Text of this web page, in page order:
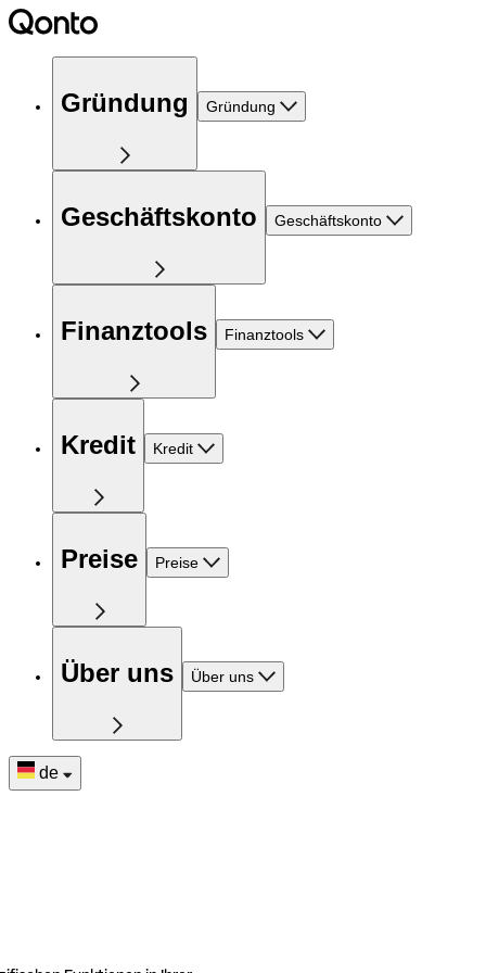
Gründung Gründung
Geschäftskonto Geschäftskonto
Finanztools Finanztools
Kredit Kredit
Preise Preise
Über uns Über uns
de